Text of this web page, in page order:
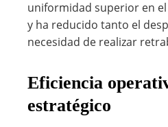
uniformidad superior en
y ha reducido tanto el
necesidad de realizar
Eficiencia
estratégico